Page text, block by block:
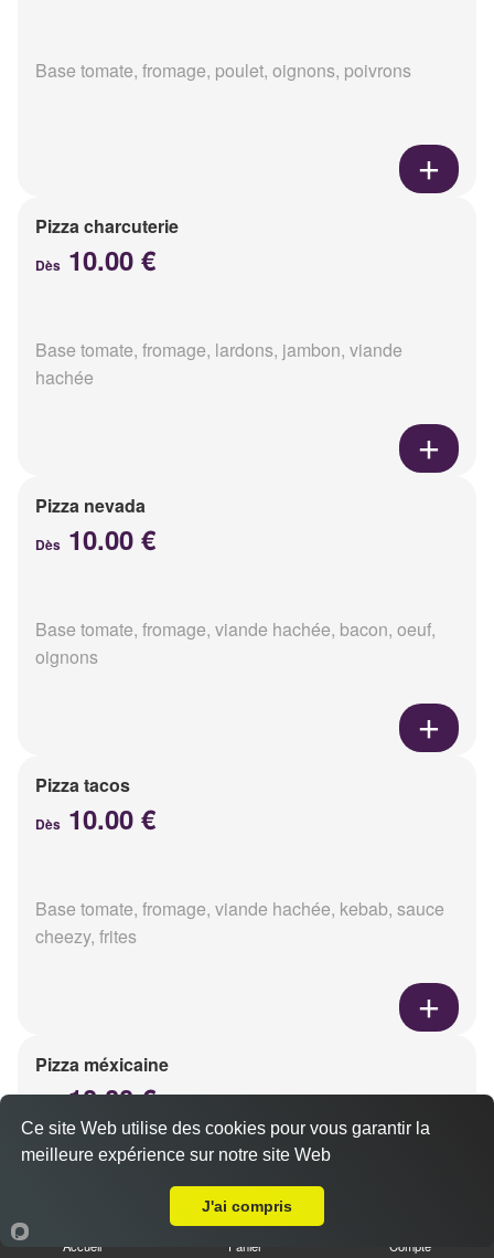
Base tomate, fromage, poulet, oignons, poivrons
Pizza charcuterie
Dès 10.00 €
Base tomate, fromage, lardons, jambon, viande
hachée
Pizza nevada
Dès 10.00 €
Base tomate, fromage, viande hachée, bacon, oeuf,
oignons
Pizza tacos
Dès 10.00 €
Base tomate, fromage, viande hachée, kebab, sauce
cheezy, frites
Pizza méxicaine
10.00 €
Base sauce barbecue, fromage, viande hachée,
Accueil Panier Compte
Ce site Web utilise des cookies pour vous garantir la
meilleure expérience sur notre site Web
J'ai compris